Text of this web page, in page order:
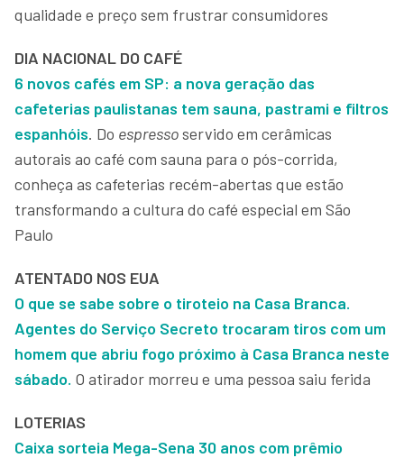
qualidade e preço sem frustrar consumidores
DIA NACIONAL DO CAFÉ
6 novos cafés em SP: a nova geração das
cafeterias paulistanas tem sauna, pastrami e filtros
espanhóis. Do espressoservido em cerâmicas
autorais ao café com sauna para o pós-corrida,
conheça as cafeterias recém-abertas que estão
transformando a cultura do café especial em São
Paulo
ATENTADO NOS EUA
O que se sabe sobre o tiroteio na Casa Branca.
Agentes do Serviço Secreto trocaram tiros com um
homem que abriu fogo próximo à Casa Branca neste
sábado. O atirador morreu e uma pessoa saiu ferida
LOTERIAS
Caixa sorteia Mega-Sena 30 anos com prêmio